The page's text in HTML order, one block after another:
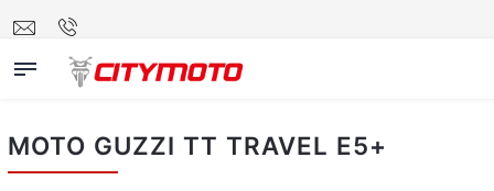
MOTO GUZZI TT TRAVEL E5+